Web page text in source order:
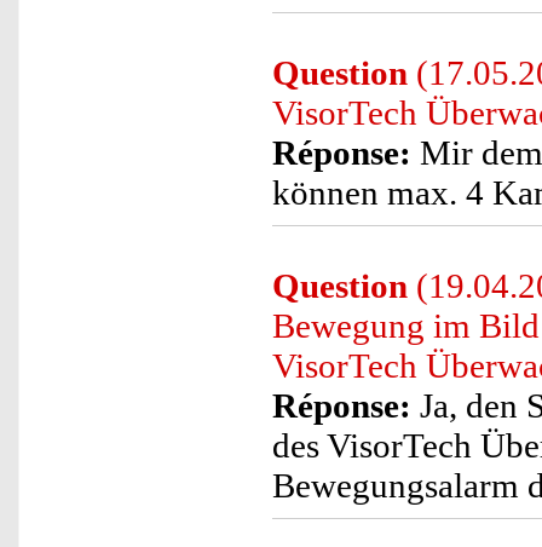
Question
VisorTech
Réponse: Mir
können max. 4
Question
Bewegung im
VisorTech
Réponse: Ja, den
des VisorTech
Bewegungsalarm